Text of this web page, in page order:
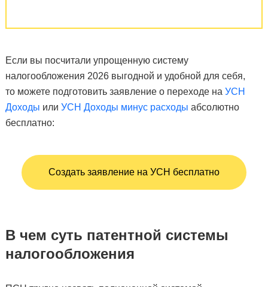
Если вы посчитали упрощенную систему
налогообложения 2026 выгодной и удобной для себя,
то можете подготовить заявление о переходе на УСН
Доходы или УСН Доходы минус расходы абсолютно
бесплатно:
Создать заявление на УСН бесплатно
В чем суть патентной системы
налогообложения